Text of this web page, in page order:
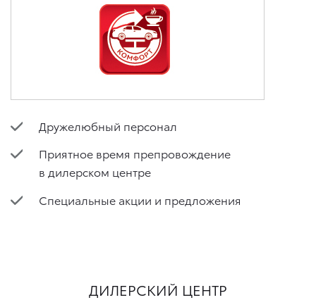
Дружелюбный персонал
Приятное время препровождение
в дилерском центре
Специальные акции и предложения
ДИЛЕРСКИЙ ЦЕНТР